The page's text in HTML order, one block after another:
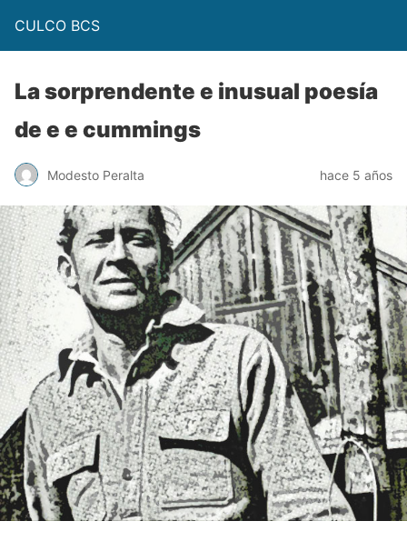
CULCO BCS
La sorprendente e inusual poesía
de e e cummings
Modesto Peralta hace 5 años